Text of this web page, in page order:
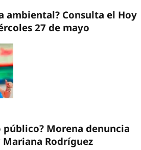
ambiental? Consulta el Hoy
27 de mayo
público? Morena denuncia
Mariana Rodríguez